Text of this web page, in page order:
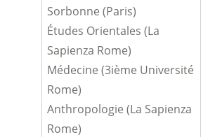
Sorbonne (Paris)
Études Orientales (La
Sapienza Rome)
Médecine (3ième Université
Rome)
Anthropologie (La Sapienza
Rome)